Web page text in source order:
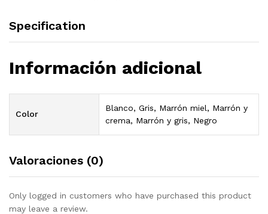
Specification
Información adicional
Color
Blanco, Gris, Marrón miel, Marrón y
crema, Marrón y gris, Negro
Valoraciones (0)
Only logged in customers who have purchased this product
may leave a review.